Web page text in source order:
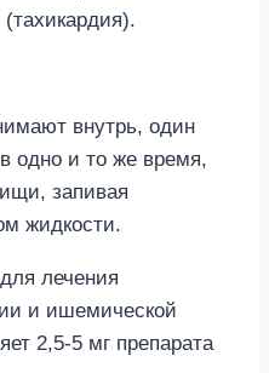
внутрь, один
одно и то же время,
запивая
жидкости.
лечения
и ишемической
2,5-5 мг препарата